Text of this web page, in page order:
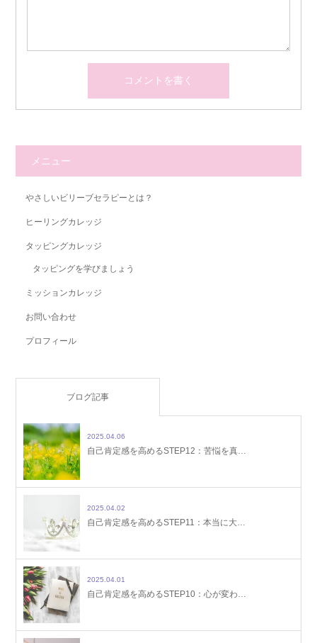
メニュー
やさしいビリーブセラピーとは？
ヒーリングカレッジ
タッピングカレッジ
タッピングを学びましょう
ミッションカレッジ
お問い合わせ
プロフィール
ブログ記事
2025.04.06
自己肯定感を高めるSTEP12：苦悩を真…
2025.04.02
自己肯定感を高めるSTEP11：本当に大…
2025.04.01
自己肯定感を高めるSTEP10：心が変わ…